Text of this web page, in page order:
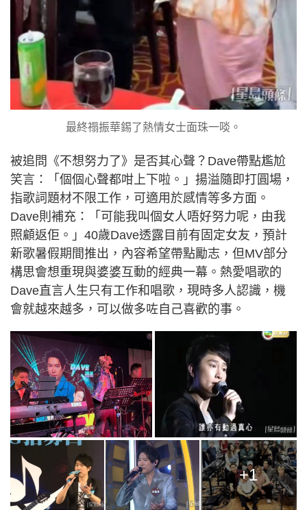
最終禢振華錫了熱情女士面珠一啖。
被追問《不想努力了》是否其心聲？Dave帶點尷尬
笑言：「個個心聲都咁上下啦。」揚溢隨即打圓場，
指歌詞題材不限工作，可適用於感情等多方面。
Dave則補充：「可能我叫個女人唔好努力呢，由我
照顧返佢。」40歲Dave透露目前有固定女友，預計
新歌暑假期間推出，內容希望帶點勵志，但MV部分
構思會想重現與婆婆互動的經典一幕。熱愛唱歌的
Dave直言人生只有工作和唱歌，現時多人認識，機
會就越來越多，可以做多咗自己喜歡的事。
+1